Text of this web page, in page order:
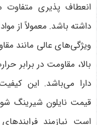
انعطاف پذیری متفاوت
داشته باشد. معمولاً از
ویژگی‌های عالی مانند
بالا، مقاومت در برابر
دارا می‌باشد. این
قیمت نایلون شیرینگ
است نیازمند